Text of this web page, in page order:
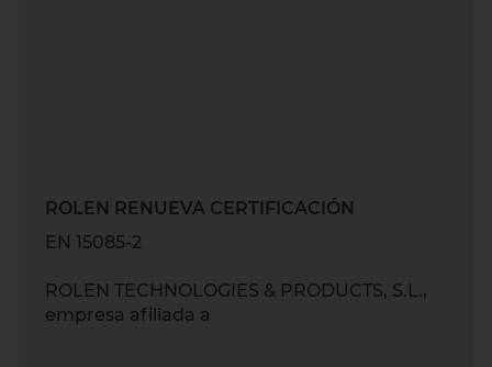
ROLEN RENUEVA CERTIFICACIÓN
EN 15085-2
ROLEN TECHNOLOGIES & PRODUCTS, S.L.,
empresa afiliada a